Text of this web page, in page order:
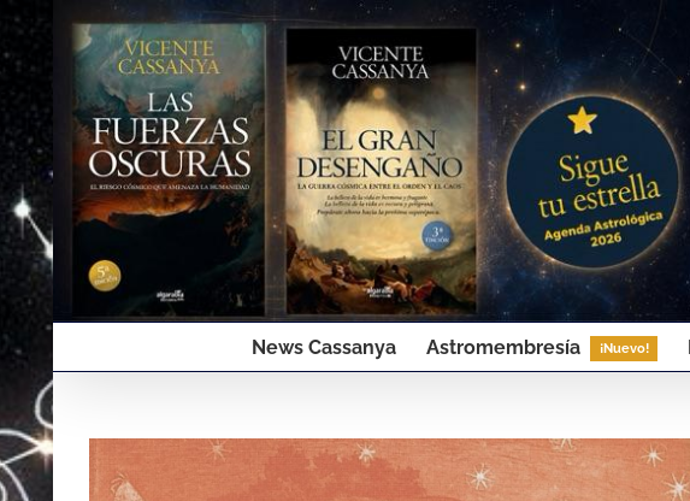
Saltar
contenido
News Cassanya Astromembresía ¡Nuevo!